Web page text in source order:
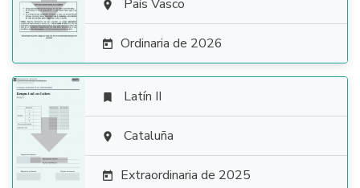
 País Vasco
 Ordinaria de 2026

 Latín II
 Cataluña
 Extraordinaria de 2025